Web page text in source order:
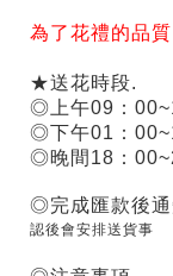
為了花禮的品
★送花時段.
◎上午09：
◎下午01：
◎晚間18：
◎完成匯款後通
認後會安排送貨事